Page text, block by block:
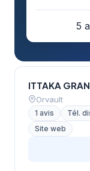
5
ITTAKA
Orvault
1 avis Tél.
Site web